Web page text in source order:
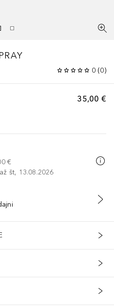
0 (0)
35,00 €
€
št, 13.08.2026
KOŠÍKA